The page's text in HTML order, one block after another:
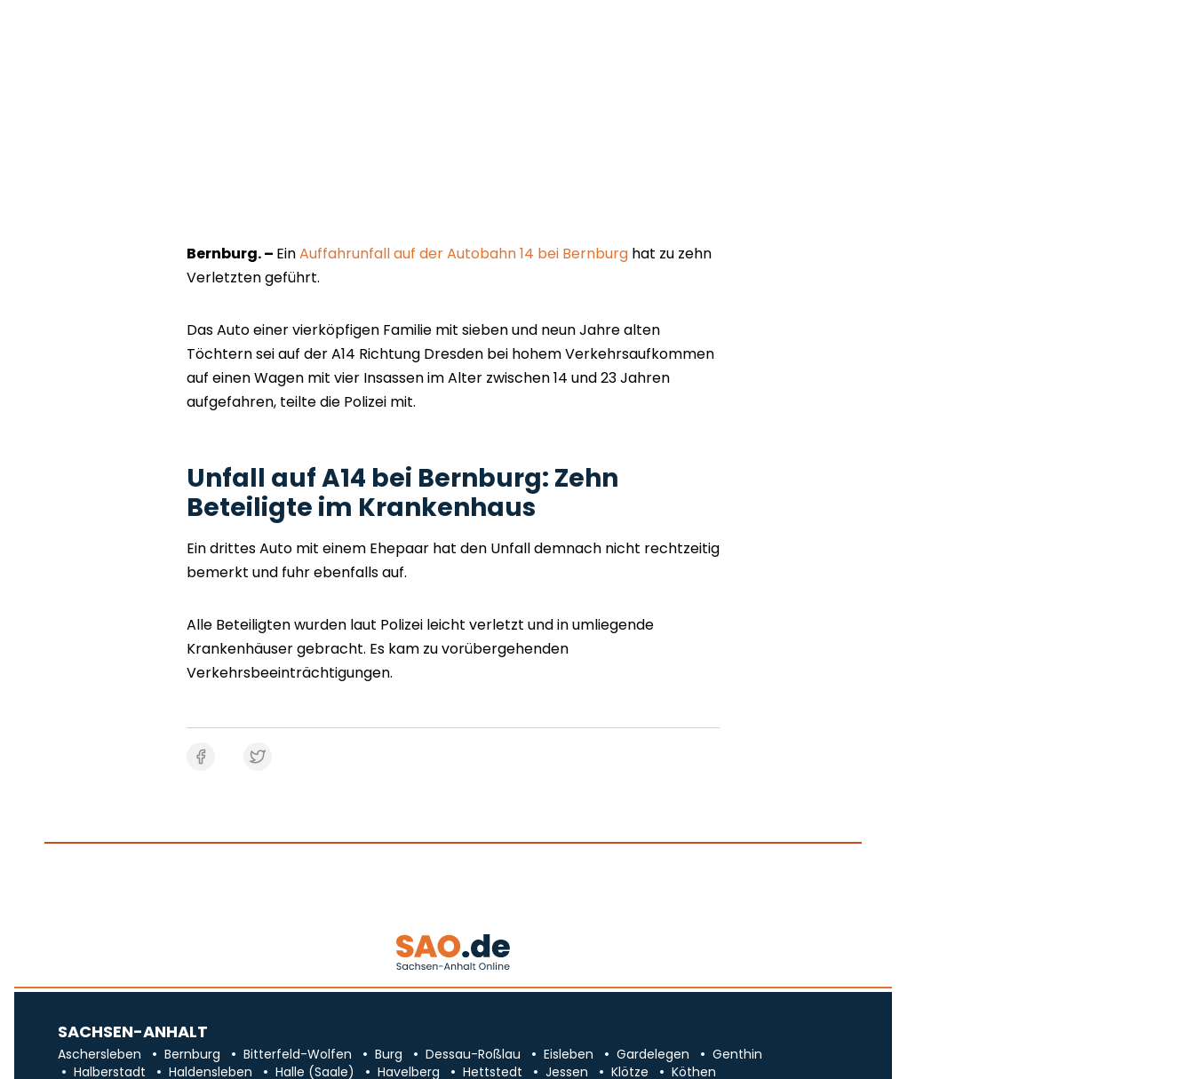
Bernburg. – EinAuffahrunfall auf der Autobahn 14 bei Bernburg hat zu zehn
Verletzten geführt.
Das Auto einer vierköpfigen Familie mit sieben und neun Jahre alten
Töchtern sei auf der A14 Richtung Dresden bei hohem Verkehrsaufkommen
auf einen Wagen mit vier Insassen im Alter zwischen 14 und 23 Jahren
aufgefahren, teilte die Polizei mit.
Unfall auf A14 bei Bernburg: Zehn
Beteiligte im Krankenhaus
Ein drittes Auto mit einem Ehepaar hat den Unfall demnach nicht rechtzeitig
bemerkt und fuhr ebenfalls auf.
Alle Beteiligten wurden laut Polizei leicht verletzt und in umliegende
Krankenhäuser gebracht. Es kam zu vorübergehenden
Verkehrsbeeinträchtigungen.
SACHSEN-ANHALT
Aschersleben Bernburg Bitterfeld-Wolfen Burg Dessau-Roßlau Eisleben Gardelegen
Genthin
Halberstadt
Haldensleben Halle (Saale) Havelberg Hettstedt Jessen Klötze Köthen